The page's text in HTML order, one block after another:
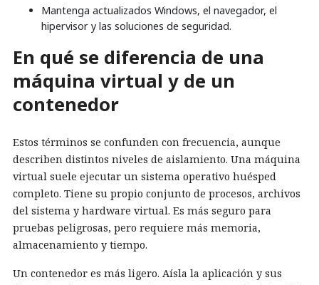
Mantenga actualizados Windows, el navegador, el
hipervisor y las soluciones de seguridad.
En qué se diferencia de una
máquina virtual y de un
contenedor
Estos términos se confunden con frecuencia, aunque
describen distintos niveles de aislamiento. Una máquina
virtual suele ejecutar un sistema operativo huésped
completo. Tiene su propio conjunto de procesos, archivos
del sistema y hardware virtual. Es más seguro para
pruebas peligrosas, pero requiere más memoria,
almacenamiento y tiempo.
Un contenedor es más ligero. Aísla la aplicación y sus